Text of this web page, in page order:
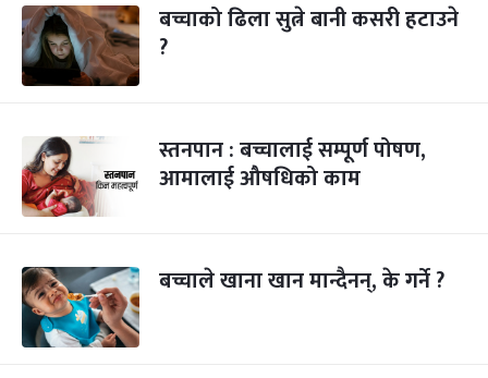
बच्चाको ढिला सुत्ने बानी कसरी हटाउने
?
स्तनपान : बच्चालाई सम्पूर्ण पोषण,
आमालाई औषधिको काम
बच्चाले खाना खान मान्दैनन्, के गर्ने ?